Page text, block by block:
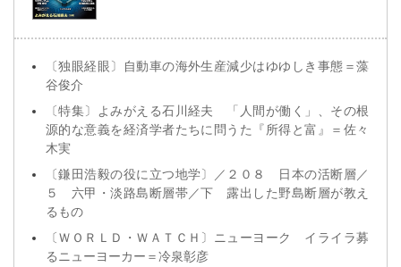
〔独眼経眼〕自動車の海外生産減少はゆゆしき事態＝藻
谷俊介
〔特集〕よみがえる石川経夫 「人間が働く」、その根
源的な意義を経済学者たちに問うた『所得と富』＝佐々
木実
〔鎌田浩毅の役に立つ地学〕／２０８ 日本の活断層／
５ 六甲・淡路島断層帯／下 露出した野島断層が教え
るもの
〔ＷＯＲＬＤ・ＷＡＴＣＨ〕ニューヨーク イライラ募
るニューヨーカー＝冷泉彰彦